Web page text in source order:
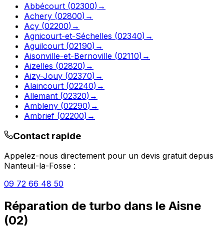
Abbécourt (02300) →
Achery (02800) →
Acy (02200) →
Agnicourt-et-Séchelles (02340) →
Aguilcourt (02190) →
Aisonville-et-Bernoville (02110) →
Aizelles (02820) →
Aizy-Jouy (02370) →
Alaincourt (02240) →
Allemant (02320) →
Ambleny (02290) →
Ambrief (02200) →
Contact rapide
Appelez-nous directement pour un devis gratuit depuis
Nanteuil-la-Fosse :
09 72 66 48 50
Réparation de turbo dans le Aisne
(02)